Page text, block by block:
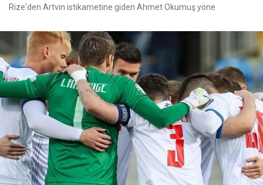
Rize'den Artvin istikametine giden Ahmet Okumuş yöne